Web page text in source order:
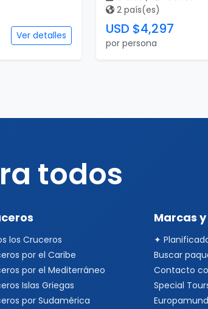
Ver detalles
2 país(es)
USD $4,297
por persona
todos
los Cruceros
por el Caribe
por el Mediterráneo
Islas Griegas
por Sudamérica
Marcas
✦
Buscar
Contacto
Special